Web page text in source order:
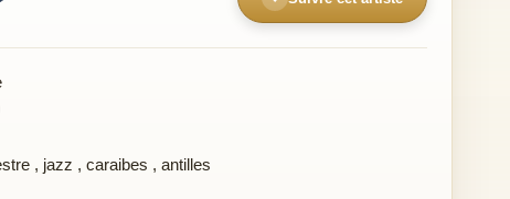
, jazz , caraibes , antilles